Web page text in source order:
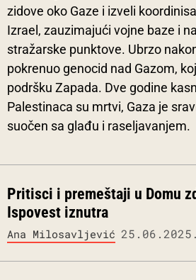
zidove oko Gaze i izveli
Izrael, zauzimajući vojne baze i
stražarske punktove. Ubrzo
pokrenuo genocid nad Gazom,
podršku Zapada. Dve godine
Palestinaca su mrtvi, Gaza je
suočen sa glađu i raseljavanjem.
Pritisci i premeštaji u Domu
Ispovest iznutra
Ana Milosavljević 25.06.2025.